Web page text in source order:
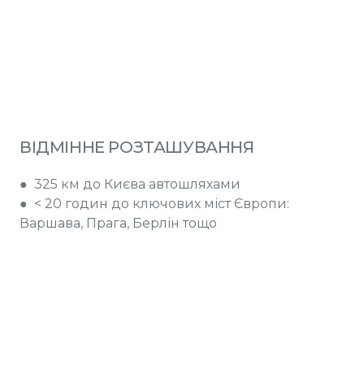
ВІДМІННЕ РОЗТАШУВАННЯ
● 325 км до Києва автошляхами
● < 20 годин до ключових міст Європи:
Варшава, Прага, Берлін тощо